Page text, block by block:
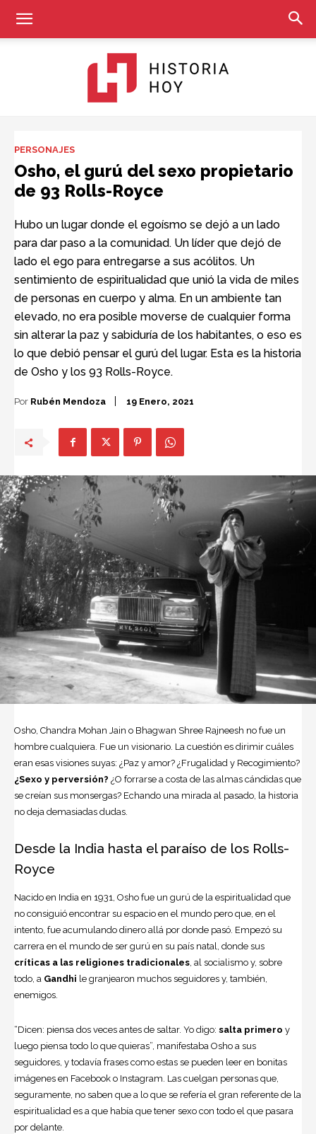
Hoy
PERSONAJES
Osho, el gurú del sexo propietario
de 93 Rolls-Royce
Hubo un lugar donde el egoísmo se dejó a un lado
para dar paso a la comunidad. Un líder que dejó de
lado el ego para entregarse a sus acólitos. Un
sentimiento de espiritualidad que unió la vida de miles
de personas en cuerpo y alma. En un ambiente tan
elevado, no era posible moverse de cualquier forma
sin alterar la paz y sabiduría de los habitantes, o eso es
lo que debió pensar el gurú del lugar. Esta es la historia
de Osho y los 93 Rolls-Royce.
Por Rubén Mendoza 19 Enero, 2021
Osho, Chandra Mohan Jain o Bhagwan Shree Rajneesh no fue un
hombre cualquiera. Fue un visionario. La cuestión es dirimir cuáles
eran esas visiones suyas: ¿Paz y amor? ¿Frugalidad y Recogimiento?
¿Sexo y perversión? ¿O forrarse a costa de las almas cándidas que
se creían sus monsergas? Echando una mirada al pasado, la historia
no deja demasiadas dudas.
Desde la India hasta el paraíso de los Rolls-
Royce
Nacido en India en 1931, Osho fue un gurú de la espiritualidad que
no consiguió encontrar su espacio en el mundo pero que, en el
intento, fue acumulando dinero allá por donde pasó. Empezó su
carrera en el mundo de ser gurú en su país natal, donde sus
críticas a las religiones tradicionales, al socialismo y, sobre
todo, a Gandhi le granjearon muchos seguidores y, también,
enemigos.
“Dicen: piensa dos veces antes de saltar. Yo digo: salta primero y
luego piensa todo lo que quieras”, manifestaba Osho a sus
seguidores, y todavía frases como estas se pueden leer en bonitas
imágenes en Facebook o Instagram. Las cuelgan personas que,
seguramente, no saben que a lo que se refería el gran referente de la
espiritualidad es a que había que tener sexo con todo el que pasara
por delante.